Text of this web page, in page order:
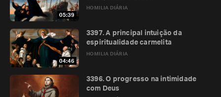
05:39
HOMILIA DIÁRIA
04:46
HOMILIA DIÁRIA
3397. A principal intuição da
espiritualidade carmelita
3396. O progresso na intimidade
com Deus